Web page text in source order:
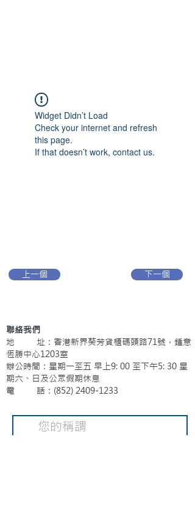
Widget Didn’t Load
Check your internet and refresh
this page.
If that doesn’t work, contact us.
上一個 下一個
聯絡我們
地 址：香港新界葵芳貨櫃碼頭路71號，鍾意
恆勝中心1203室
辦公時間：星期一至五 早上9: 00 至下午5: 30 星
期六、日及公眾假期休息
電 話：(852) 2409-1233